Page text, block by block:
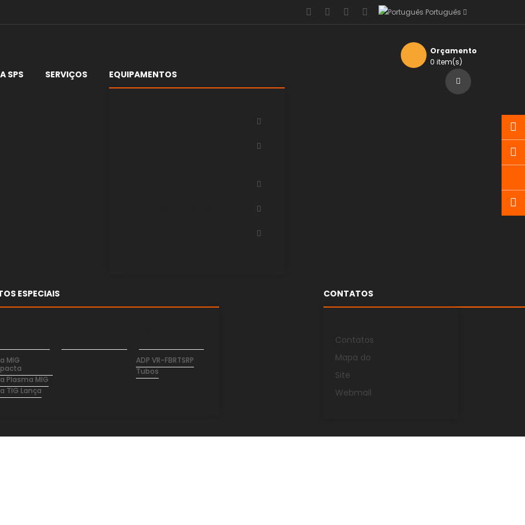
Português
Orçamento
0 item(s)
SPS SERVIÇOS EQUIPAMENTOS
ESPECIAIS
MIG
Plasma MIG
TIG Lança
ADP VR-FBRTSRP
Tubos
CONTATOS
Contatos
Mapa do
Site
Webmail